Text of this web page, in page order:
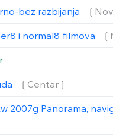
bez razbijanja
i normal8 filmova
❲Centar❳
2007g Panorama,